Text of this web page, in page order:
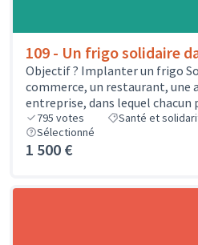
109 - Un frigo solidaire
Objectif ? Implanter un frigo
commerce, un restaurant, une
entreprise, dans lequel chacun
795 votes Santé et
Sélectionné
1 500 €